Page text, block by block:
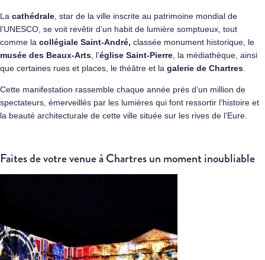
La cathédrale , star de la ville inscrite au patrimoine mondial de
l’UNESCO, se voit revêtir d’un habit de lumière somptueux, tout
comme la collégiale Saint-André, classée monument historique, le
musée des Beaux-Arts , l’église Saint-Pierre , la médiathèque, ainsi
que certaines rues et places, le théâtre et la galerie de Chartres
Cette manifestation rassemble chaque année près d’un million de
spectateurs, émerveillés par les lumières qui font ressortir l’histoire et
la beauté architecturale de cette ville située sur les rives de l’Eure.
Faites de votre venue à Chartres un moment inoubliable